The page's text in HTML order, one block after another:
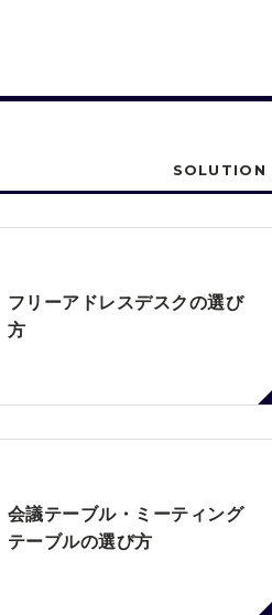
SOLUTION
フリーアドレスデスクの選び
方
会議テーブル・ミーティング
テーブルの選び方